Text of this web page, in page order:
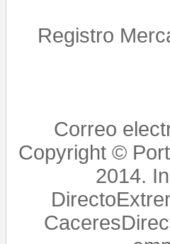
Registro
Correo
Copyright ©
2014.